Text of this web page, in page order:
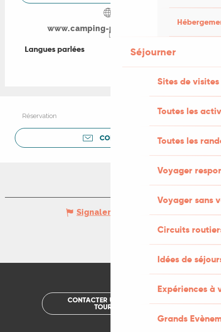
Séjourner
Sites de visites
Toutes les
Toutes les
Voyager
Voyager sans
Circuits
Idées de
Expériences à
Grands
www.camping-pech-ibert.com
Langues parlées
Langues parlées
Réservation
CONTACTER
Signaler une erreur
CONTACTER UN OFFICE DE
TOURISME